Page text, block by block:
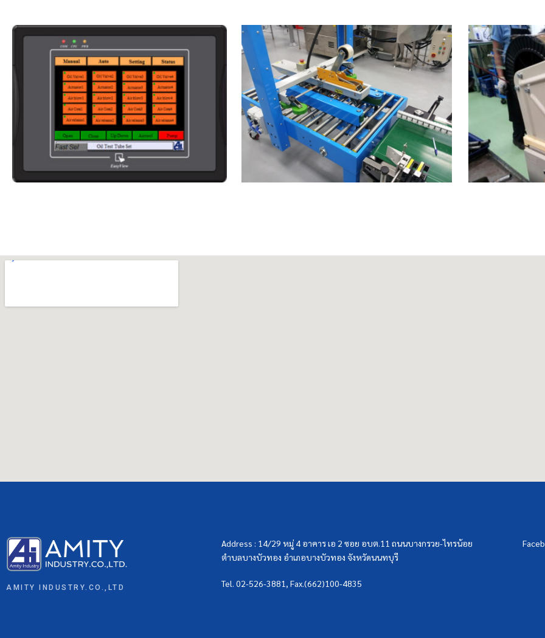
AMITY INDUSTRY.CO.,LTD
Address : 14/29 หมู่ 4 อาคาร เอ 2 ซอย อบต.11 ถนนบางกรวย-ไทรน้อย
ตำบลบางบัวทอง อำเภอบางบัวทอง จังหวัดนนทบุรี
Tel. 02-526-3881, Fax.(662)100-4835